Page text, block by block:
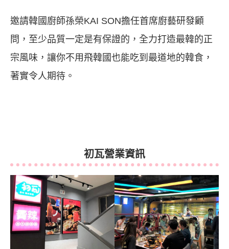
邀請韓國廚師孫榮KAI SON擔任首席廚藝研發顧
問，至少品質一定是有保證的，全力打造最韓的正
宗風味，讓你不用飛韓國也能吃到最道地的韓食，
著實令人期待。
初瓦營業資訊